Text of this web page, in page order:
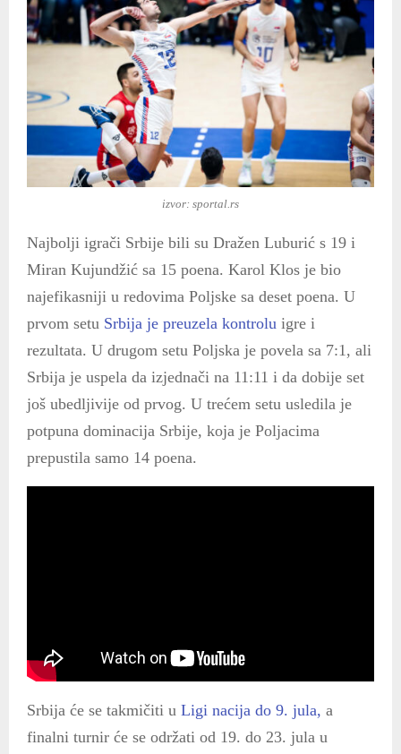
izvor: sportal.rs
Najbolji igrači Srbije bili su Dražen Luburić s 19 i
Miran Kujundžić sa 15 poena. Karol Klos je bio
najefikasniji u redovima Poljske sa deset poena. U
prvom setu Srbija je preuzela kontrolu igre i
rezultata. U drugom setu Poljska je povela sa 7:1, ali
Srbija je uspela da izjednači na 11:11 i da dobije set
još ubedljivije od prvog. U trećem setu usledila je
potpuna dominacija Srbije, koja je Poljacima
prepustila samo 14 poena.
Srbija će se takmičiti u Ligi nacija do 9. jula, a
finalni turnir će se održati od 19. do 23. jula u